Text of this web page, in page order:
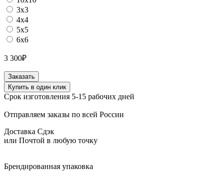
3х3
4х4
5х5
6х6
3 300₽
Количество
товара
Папка-
счет
из
натуральной
кожи
сафьяно
Заказать
Купить в один клик
Срок изготовления 5-15 рабочих дней
Отправляем заказы по всей России
Доставка Сдэк
или Почтой в любую точку
Брендированная упаковка